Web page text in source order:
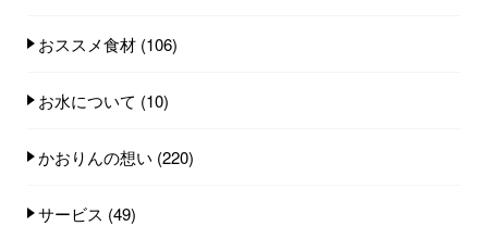
おススメ食材 (106)
お水について (10)
かおりんの想い (220)
サービス (49)